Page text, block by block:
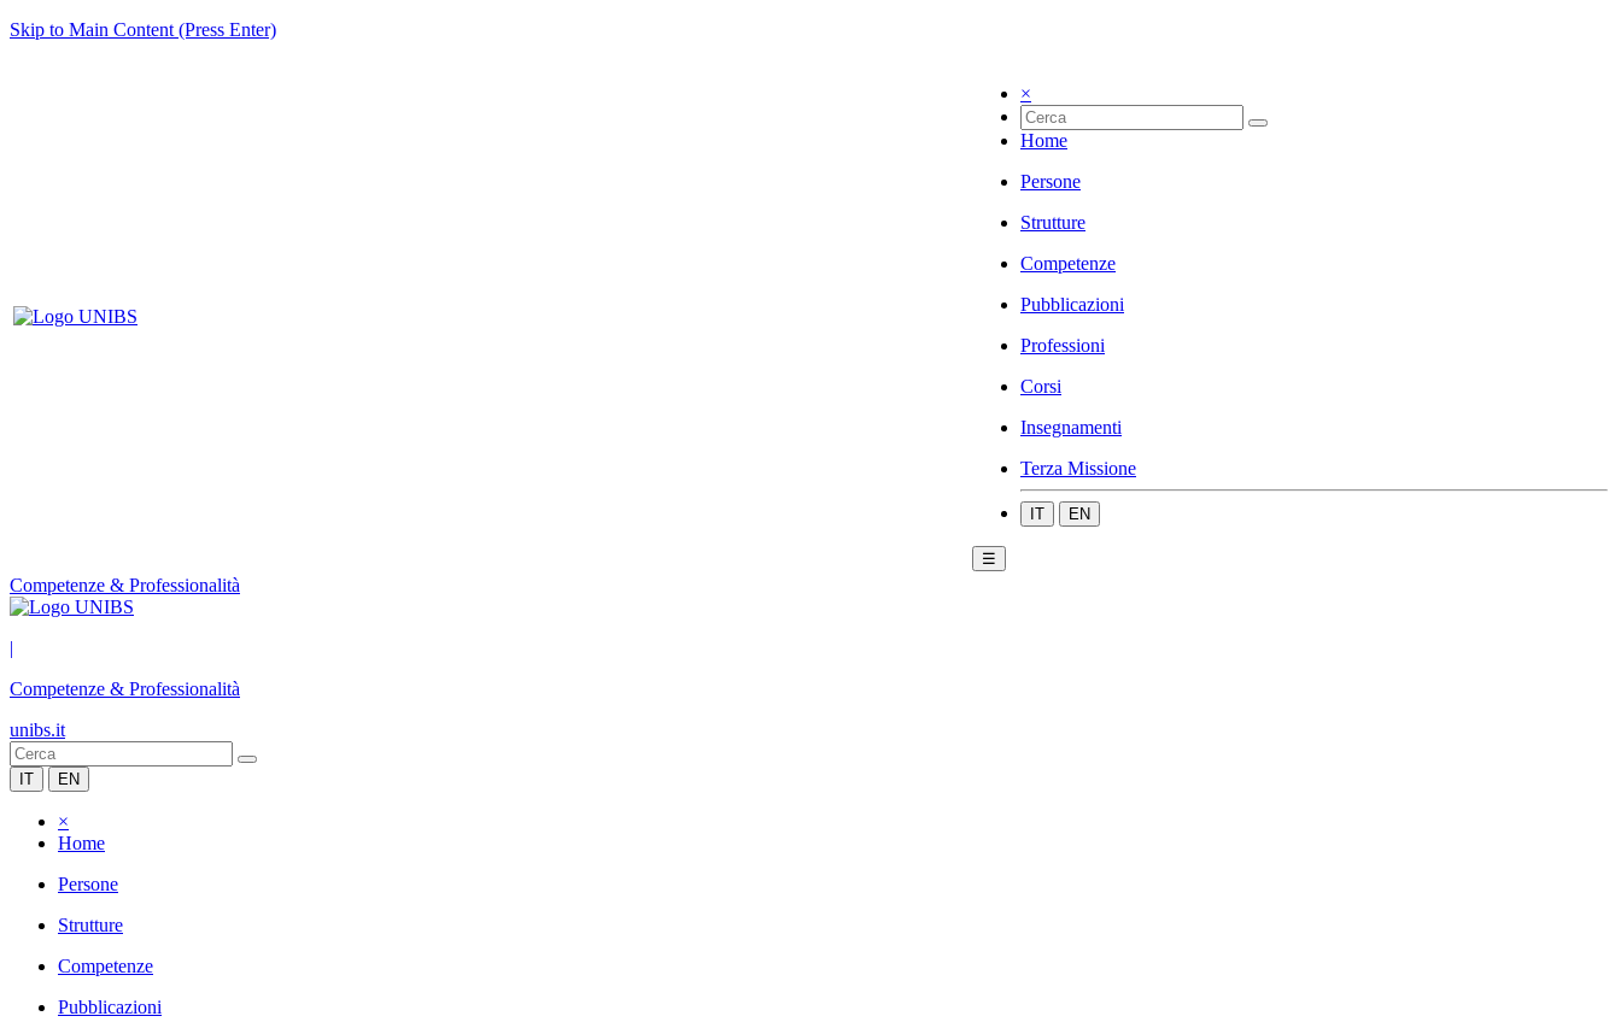
Skip to Main Content (Press Enter)
×
Home
Persone
Strutture
Competenze
Pubblicazioni
Professioni
Corsi
Insegnamenti
Terza Missione
IT EN
☰
Competenze & Professionalità
|
Competenze & Professionalità
unibs.it
IT EN
×
Home
Persone
Strutture
Competenze
Pubblicazioni